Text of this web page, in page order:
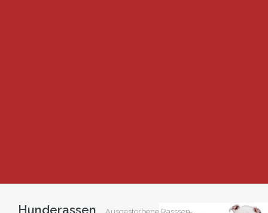
Hunderassen